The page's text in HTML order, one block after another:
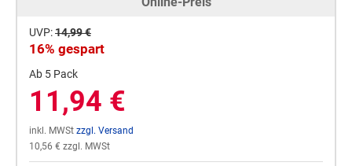
UVP:14,99 €
16% gespart
Ab 5 Pack
11,94 €
inkl. MWSt zzgl. Versand
10,56 € zzgl. MWSt